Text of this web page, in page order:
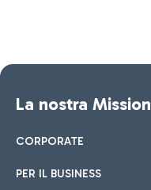
La nostra Mission
CORPORATE
PER IL BUSINESS